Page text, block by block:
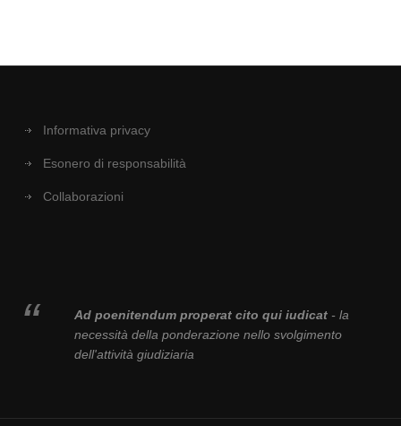
Informativa privacy
Esonero di responsabilità
Collaborazioni
Ad poenitendum properat cito qui iudicat- la
necessità della ponderazione nello svolgimento
dell'attività giudiziaria